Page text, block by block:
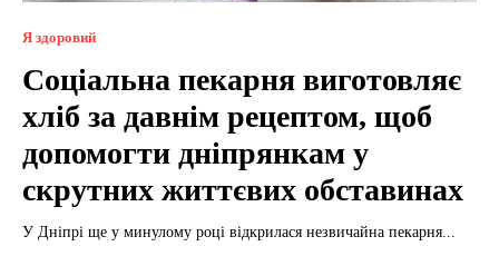
Я здоровий
Соціальна пекарня виготовляє
хліб за давнім рецептом, щоб
допомогти дніпрянкам у
скрутних життєвих обставинах
У Дніпрі ще у минулому році відкрилася незвичайна пекарня...